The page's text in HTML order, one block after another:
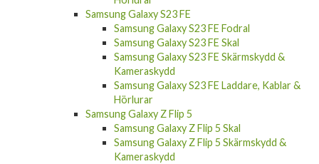
Samsung Galaxy S23 FE
Samsung Galaxy S23 FE Fodral
Samsung Galaxy S23 FE Skal
Samsung Galaxy S23 FE Skärmskydd &
Kameraskydd
Samsung Galaxy S23 FE Laddare, Kablar &
Hörlurar
Samsung Galaxy Z Flip 5
Samsung Galaxy Z Flip 5 Skal
Samsung Galaxy Z Flip 5 Skärmskydd &
Kameraskydd